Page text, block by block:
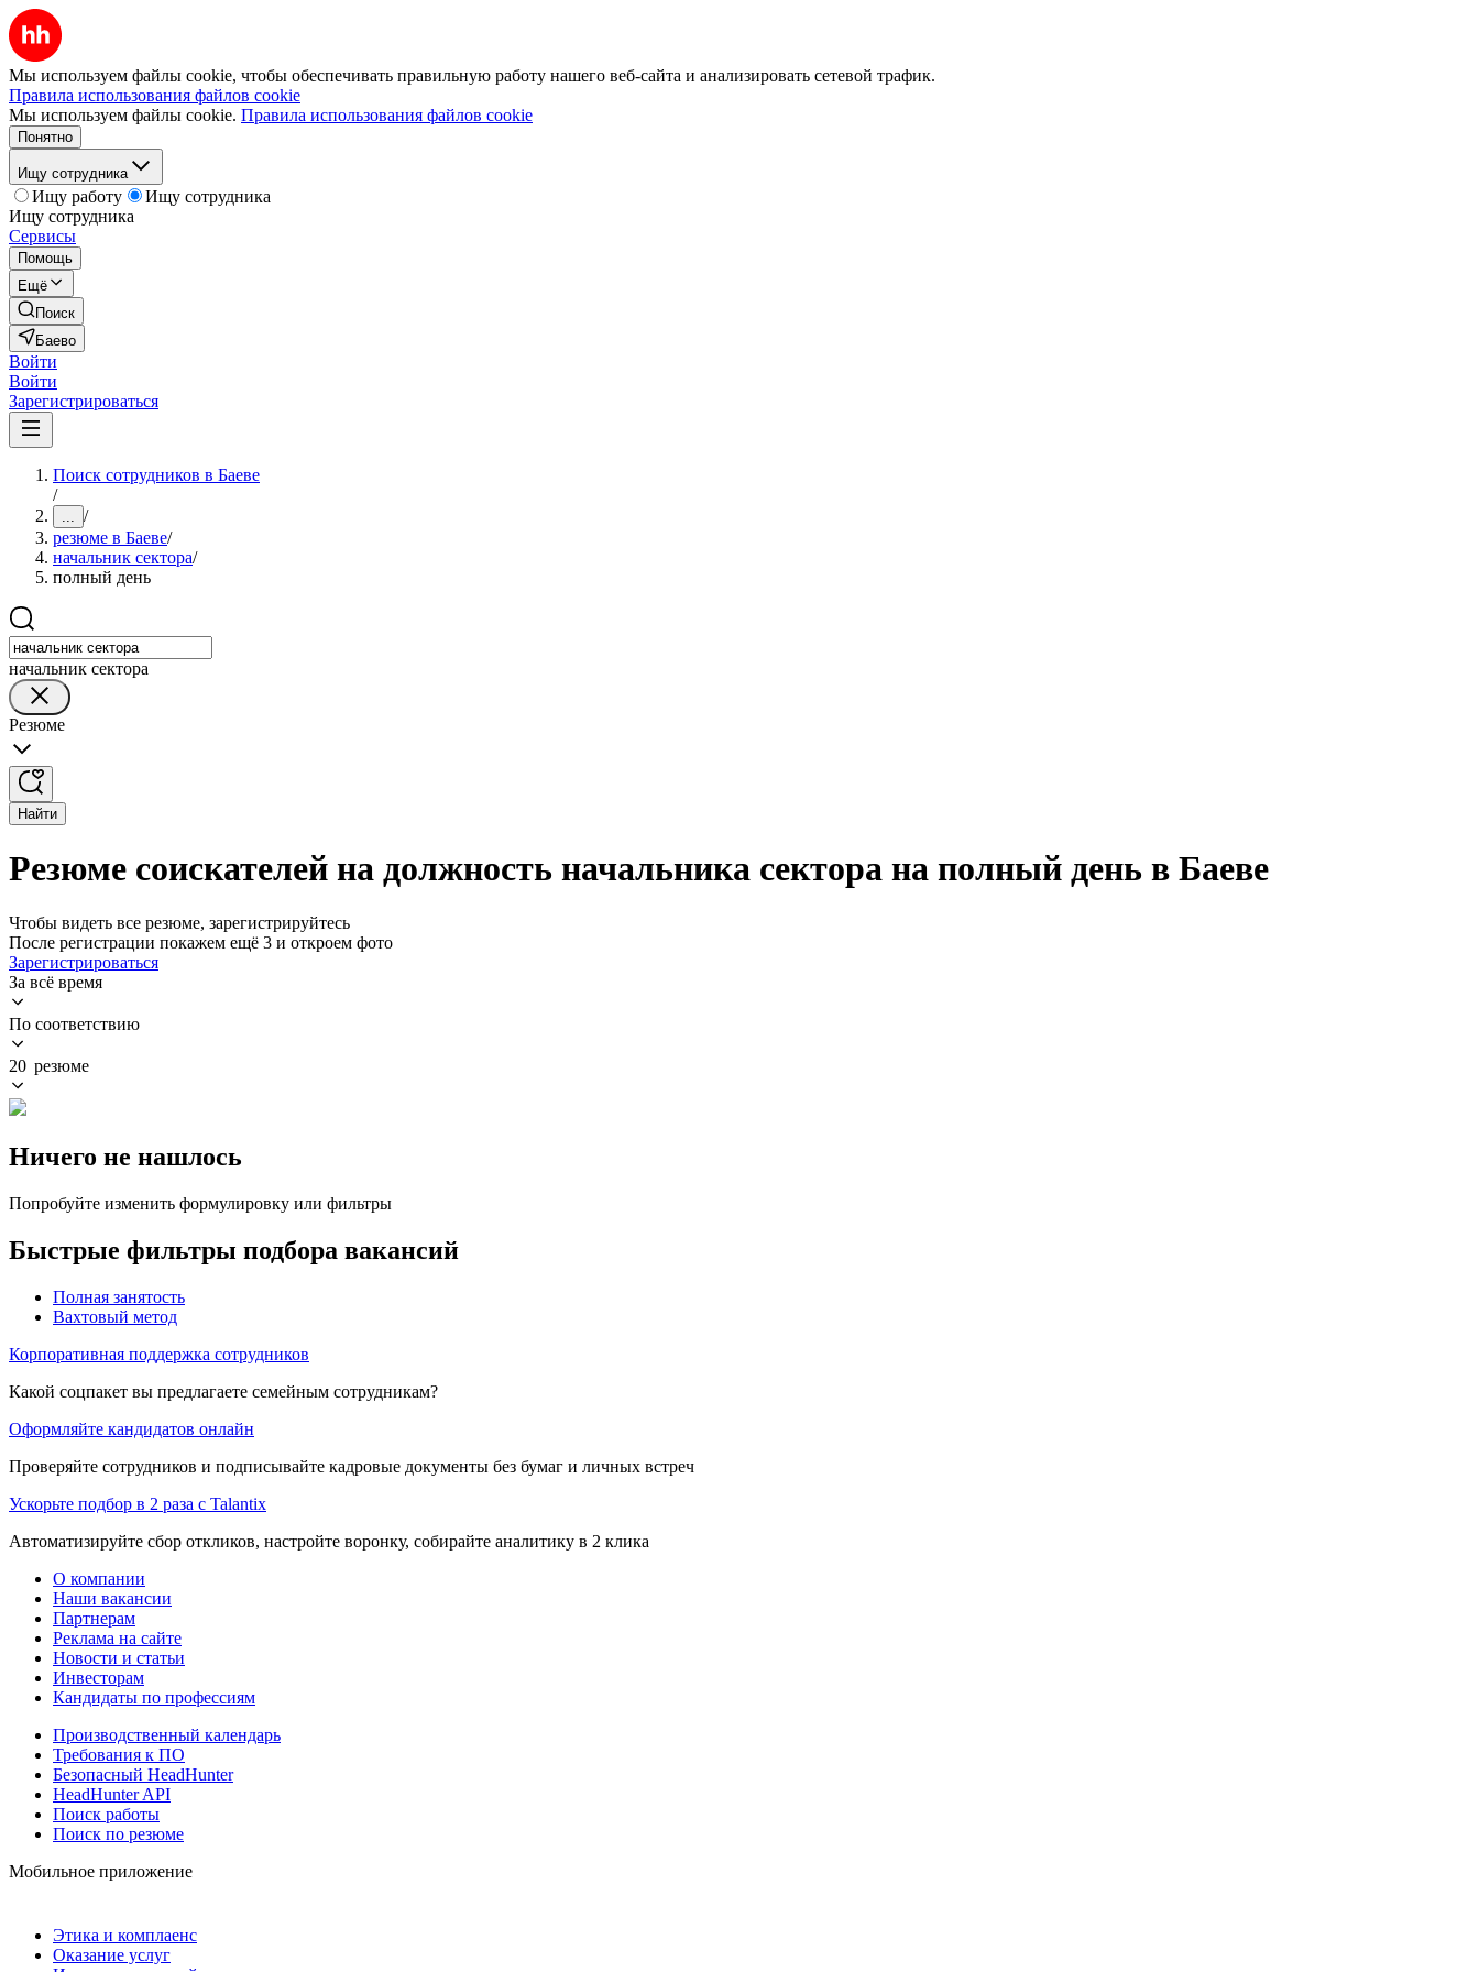
Мы используем файлы cookie, чтобы обеспечивать правильную работу нашего веб-сайта и анализировать сетевой трафик.
Правила использования файлов cookie
Мы используем файлы cookie. Правила использования файлов cookie
Понятно
Ищу сотрудника
Ищу работу
Ищу сотрудника
Ищу сотрудника
Сервисы
Помощь
Ещё
Поиск
Баево
Войти
Войти
Зарегистрироваться
Поиск сотрудников в Баеве
/
... /
резюме в Баеве/
начальник сектора/
полный день
начальник сектора
Резюме
Найти
Резюме соискателей на должность начальника сектора на полный день в Баеве
Чтобы видеть все резюме, зарегистрируйтесь
После регистрации покажем ещё 3 и откроем фото
Зарегистрироваться
За всё время
По соответствию
20 резюме
Ничего не нашлось
Попробуйте изменить формулировку или фильтры
Быстрые фильтры подбора вакансий
Полная занятость
Вахтовый метод
Корпоративная поддержка сотрудников
Какой соцпакет вы предлагаете семейным сотрудникам?
Оформляйте кандидатов онлайн
Проверяйте сотрудников и подписывайте кадровые документы без бумаг и личных встреч
Ускорьте подбор в 2 раза с Talantix
Автоматизируйте сбор откликов, настройте воронку, собирайте аналитику в 2 клика
О компании
Наши вакансии
Партнерам
Реклама на сайте
Новости и статьи
Инвесторам
Кандидаты по профессиям
Производственный календарь
Требования к ПО
Безопасный HeadHunter
HeadHunter API
Поиск работы
Поиск по резюме
Мобильное приложение
Этика и комплаенс
Оказание услуг